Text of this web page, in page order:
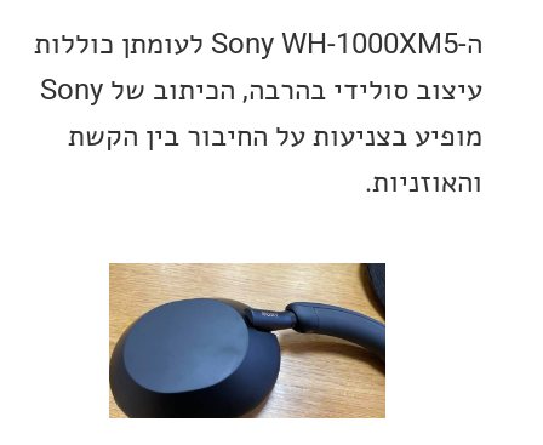
ה-Sony WH-1000XM5 לעומתן כוללות
עיצוב סולידי בהרבה, הכיתוב של Sony
בצניעות על החיבור בין הקשת